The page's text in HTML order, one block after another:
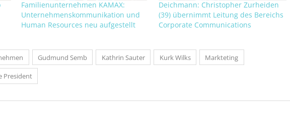
Familienunternehmen KAMAX:
Unternehmenskommunikation und
Human Resources neu aufgestellt
Deichmann: Christopher Zurheiden
(39) übernimmt Leitung des Bereichs
Corporate Communications
Gudmund Semb Kathrin Sauter Kurk Wilks Markteting
President